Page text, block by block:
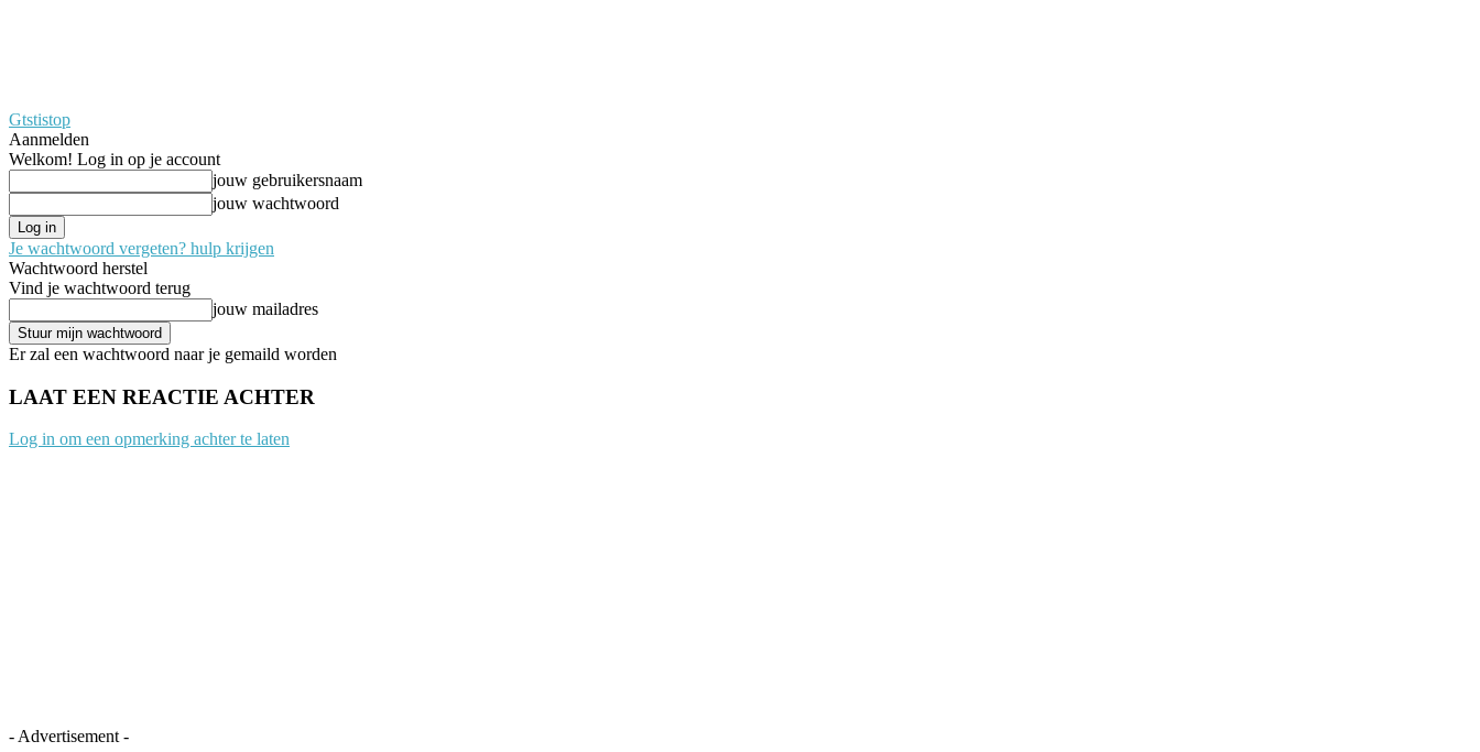
Gtstistop
Aanmelden
Welkom! Log in op je account
jouw gebruikersnaam
jouw wachtwoord
Je wachtwoord vergeten? hulp krijgen
Wachtwoord herstel
Vind je wachtwoord terug
jouw mailadres
Er zal een wachtwoord naar je gemaild worden
LAAT EEN REACTIE ACHTER
Log in om een opmerking achter te laten
- Advertisement -